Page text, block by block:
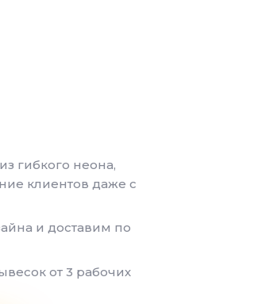
гибкого неона,
клиентов даже с
и доставим по
от 3 рабочих